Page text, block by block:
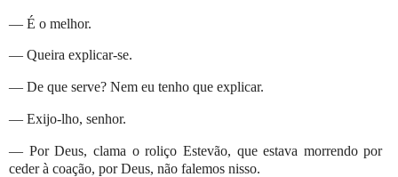
— É o melhor.
— Queira explicar-se.
— De que serve? Nem eu tenho que explicar.
— Exijo-lho, senhor.
— Por Deus, clama o roliço Estevão, que estava morrendo por
ceder à coação, por Deus, não falemos nisso.